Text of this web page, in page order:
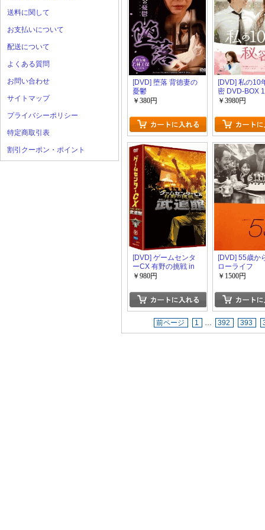
送料に関して
お支払いについて
配送について
よくある質問
お問い合わせ
サイトマップ
プライバシーポリシー
特定商取引表
割引クーポン・ポイント
[DVD] 堕落 背徳妻の
憂鬱
￥380円
[DVD] 私の10
密 DVD-BOX
￥3980円
[DVD] ゲームセンタ
ーCX 有野の挑戦 in
武道館
￥980円
[DVD] 55歳か
ローライフ
￥1500円
前ページ 1 … 392 393